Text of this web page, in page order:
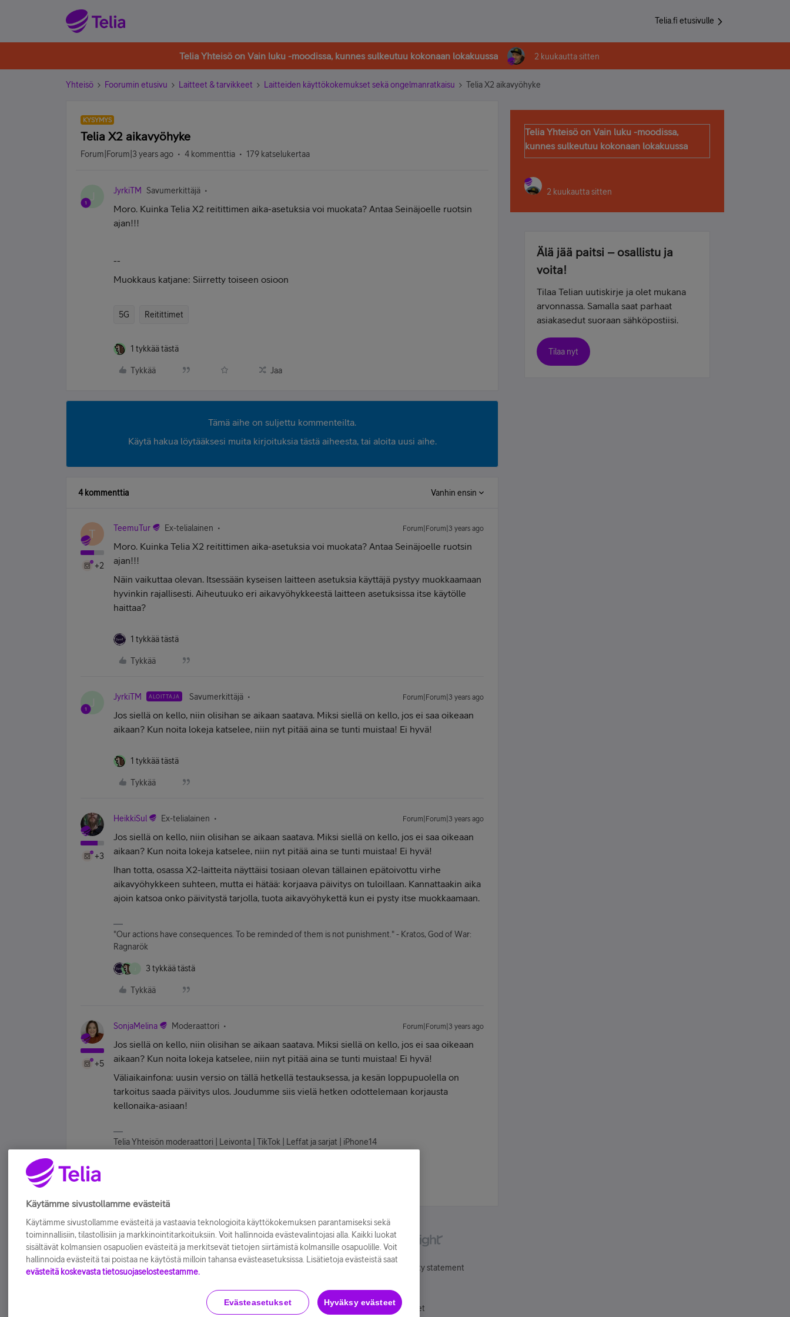
Telia.fi etusivulle
Telia Yhteisö on Vain luku -moodissa, kunnes sulkeutuu kokonaan lokakuussa 2 kuukautta sitten
Yhteisö Foorumin etusivu Laitteet & tarvikkeet Laitteiden käyttökokemukset sekä ongelmanratkaisu Telia X2 aikavyöhyke
KYSYMYS
Telia X2 aikavyöhyke
Forum|Forum|3 years ago 4 kommenttia 179 katselukertaa
J JyrkiTM Savumerkittäjä
Moro. Kuinka Telia X2 reitittimen aika-asetuksia voi muokata? Antaa Seinäjoelle ruotsin
ajan!!!
--
Muokkaus katjane: Siirretty toiseen osioon
5G Reitittimet
1 tykkää tästä
Tykkää Jaa
Tämä aihe on suljettu kommenteilta.
Käytä hakua löytääksesi muita kirjoituksia tästä aiheesta, tai aloita uusi aihe.
4 kommenttia Vanhin ensin
T
+2
TeemuTur Ex-telialainen Forum|Forum|3 years ago
Moro. Kuinka Telia X2 reitittimen aika-asetuksia voi muokata? Antaa Seinäjoelle ruotsin
ajan!!!
Näin vaikuttaa olevan. Itsessään kyseisen laitteen asetuksia käyttäjä pystyy muokkaamaan
hyvinkin rajallisesti. Aiheutuuko eri aikavyöhykkeestä laitteen asetuksissa itse käytölle
haittaa?
1 tykkää tästä
Tykkää
J JyrkiTM ALOITTAJA Savumerkittäjä Forum|Forum|3 years ago
Jos siellä on kello, niin olisihan se aikaan saatava. Miksi siellä on kello, jos ei saa oikeaan
aikaan? Kun noita lokeja katselee, niin nyt pitää aina se tunti muistaa! Ei hyvä!
1 tykkää tästä
Tykkää
+3
HeikkiSul Ex-telialainen Forum|Forum|3 years ago
Jos siellä on kello, niin olisihan se aikaan saatava. Miksi siellä on kello, jos ei saa oikeaan
aikaan? Kun noita lokeja katselee, niin nyt pitää aina se tunti muistaa! Ei hyvä!
Ihan totta, osassa X2-laitteita näyttäisi tosiaan olevan tällainen epätoivottu virhe
aikavyöhykkeen suhteen, mutta ei hätää: korjaava päivitys on tuloillaan. Kannattaakin aika
ajoin katsoa onko päivitystä tarjolla, tuota aikavyöhykettä kun ei pysty itse muokkaamaan.
"Our actions have consequences. To be reminded of them is not punishment." - Kratos, God of War:
Ragnarök
3 tykkää tästä
Tykkää
+5
SonjaMelina Moderaattori Forum|Forum|3 years ago
Jos siellä on kello, niin olisihan se aikaan saatava. Miksi siellä on kello, jos ei saa oikeaan
aikaan? Kun noita lokeja katselee, niin nyt pitää aina se tunti muistaa! Ei hyvä!
Väliaikainfona: uusin versio on tällä hetkellä testauksessa, ja kesän loppupuolella on
tarkoitus saada päivitys ulos. Joudumme siis vielä hetken odottelemaan korjausta
kellonaika-asiaan!
Telia Yhteisön moderaattori | Leivonta | TikTok | Leffat ja sarjat | iPhone14
Telia Yhteisö on Vain luku -moodissa,
kunnes sulkeutuu kokonaan lokakuussa
2 kuukautta sitten
Älä jää paitsi – osallistu ja
voita!
Tilaa Telian uutiskirje ja olet mukana
arvonnassa. Samalla saat parhaat
asiakasedut suoraan sähköpostiisi.
Tilaa nyt
Accessibility statement
Evästeasetukset
Käytämme sivustollamme evästeitä
Käytämme sivustollamme evästeitä ja vastaavia teknologioita käyttökokemuksen parantamiseksi sekä
toiminnallisiin, tilastollisiin ja markkinointitarkoituksiin. Voit hallinnoida evästevalintojasi alla. Kaikki luokat
sisältävät kolmansien osapuolien evästeitä ja merkitsevät tietojen siirtämistä kolmansille osapuolille. Voit
hallinnoida evästeitä tai poistaa ne käytöstä milloin tahansa evästeasetuksissa. Lisätietoja evästeistä saat
evästeitä koskevasta tietosuojaselosteestamme.
Evästeasetukset Hyväksy evästeet